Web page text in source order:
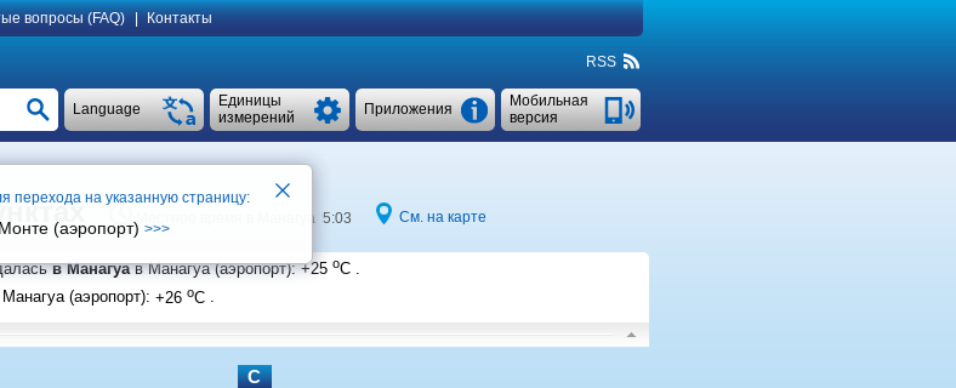
вопросы (FAQ) Контакты
RSS
Мобильная
версия
Приложения
Единицы
измерений
Language
Местное время в Манагуа 5:03 См. на карте
в Манагуа в Манагуа (аэропорт):+25 oC .
(аэропорт): +26 oC .
С
перехода на указанную страницу:
(аэропорт) >>>